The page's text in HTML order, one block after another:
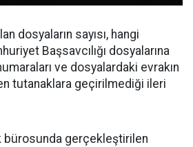
dosyaların sayısı, hangi
Başsavcılığı dosyalarına
ve dosyalardaki evrakın
tutanaklara geçirilmediği ileri
bürosunda gerçekleştirilen